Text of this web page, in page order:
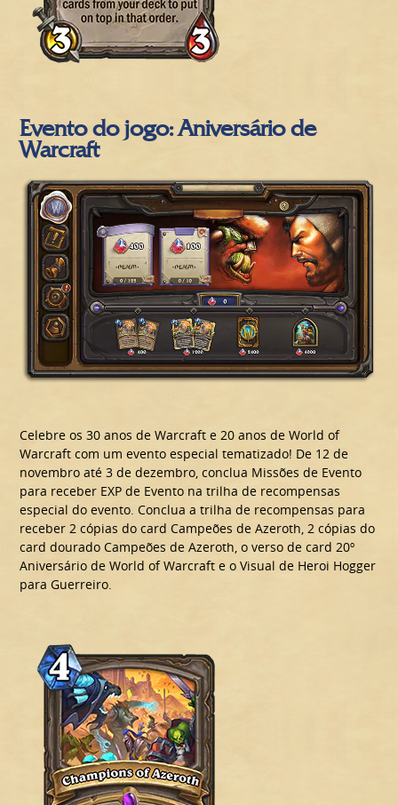
Evento do jogo: Aniversário de
Warcraft
Celebre os 30 anos de Warcraft e 20 anos de World of
Warcraft com um evento especial tematizado! De 12 de
novembro até 3 de dezembro, conclua Missões de Evento
para receber EXP de Evento na trilha de recompensas
especial do evento. Conclua a trilha de recompensas para
receber 2 cópias do card Campeões de Azeroth, 2 cópias do
card dourado Campeões de Azeroth, o verso de card 20º
Aniversário de World of Warcraft e o Visual de Heroi Hogger
para Guerreiro.